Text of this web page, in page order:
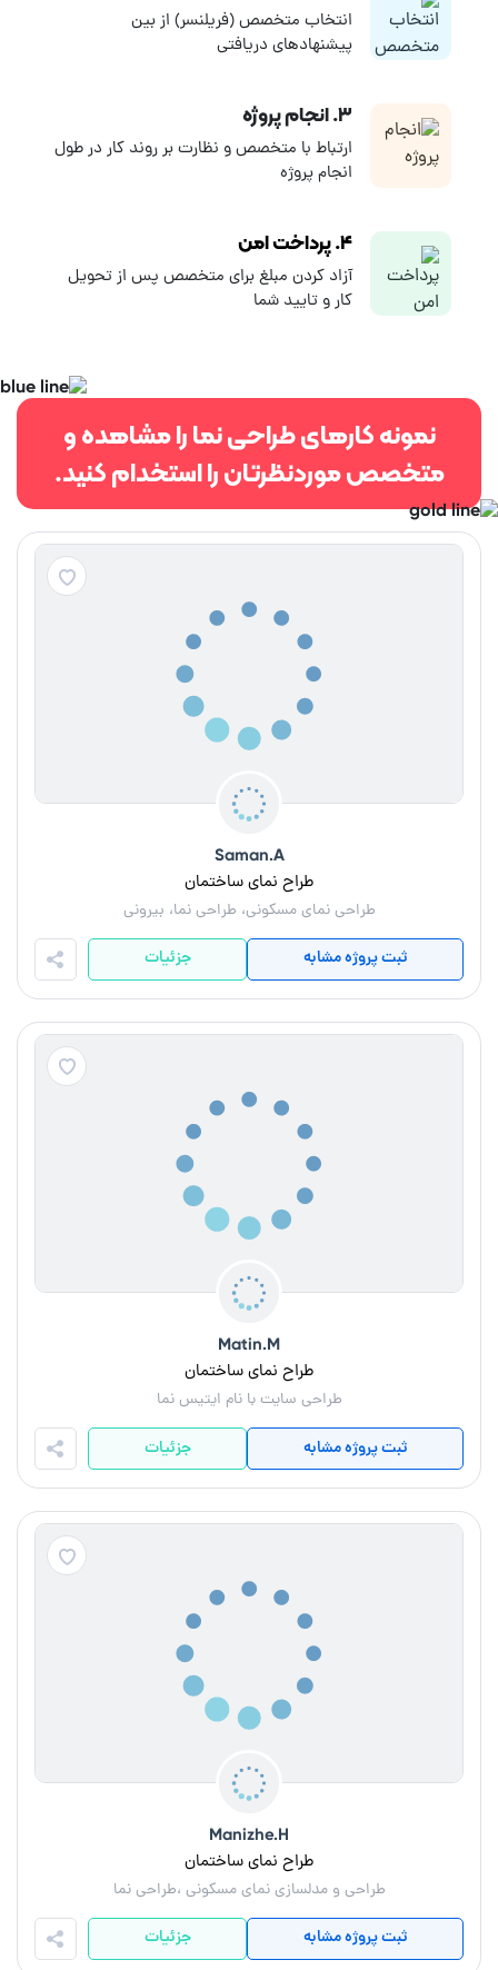
کمک می‌کند تا طرح نهایی بر اساس اصول و استانداردهای موجود و
انتخاب متخصص (فریلنسر) از بین
پیشنهادهای دریافتی
۳. انجام پروژه
ارتباط با متخصص و نظارت بر روند کار در طول
انجام پروژه
۴. پرداخت امن
آزاد کردن مبلغ برای متخصص پس از تحویل
کار و تایید شما
نمونه کارهای طراحی نما را مشاهده و
متخصص موردنظرتان را استخدام کنید.
Saman.A
طراح نمای ساختمان
طراحی نمای مسکونی، طراحی نما، بیرونی
ثبت پروژه مشابه جزئیات
Matin.M
طراح نمای ساختمان
طراحی سایت با نام ایتیس نما
ثبت پروژه مشابه جزئیات
Manizhe.H
طراح نمای ساختمان
طراحی و مدلسازی نمای مسکونی ،طراحی نما
ثبت پروژه مشابه جزئیات